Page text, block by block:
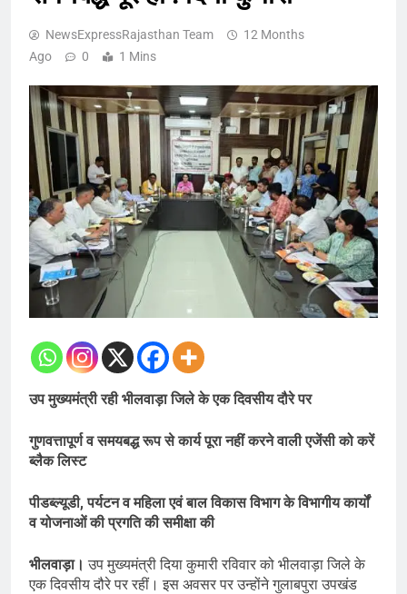
NewsExpressRajasthan Team
12 Months
Ago
0 1 Mins
उप मुख्यमंत्री रही भीलवाड़ा जिले के एक दिवसीय दौरे पर
गुणवत्तापूर्ण व समयबद्ध रूप से कार्य पूरा नहीं करने वाली एजेंसी को करें
ब्लैक लिस्ट
पीडब्ल्यूडी, पर्यटन व महिला एवं बाल विकास विभाग के विभागीय कार्यों
व योजनाओं की प्रगति की समीक्षा की
भीलवाड़ा।उप मुख्यमंत्री दिया कुमारी रविवार को भीलवाड़ा जिले के
एक दिवसीय दौरे पर रहीं। इस अवसर पर उन्होंने गुलाबपुरा उपखंड